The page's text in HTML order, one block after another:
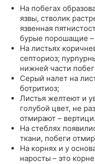
На побегах
язвы, стволик
язвенная
бурые порошащие –
На листьях
септориоз;
нижней части
Серый налет на
ботритиоз;
Листья желтеют и
голубой цвет, не
отмирают –
На стеблях
ткани, побеги
На корнях и у
наросты – это